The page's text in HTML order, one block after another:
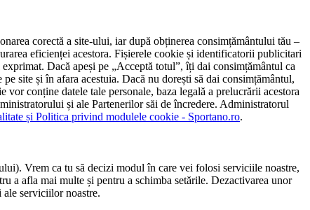
corectă a site-ului, iar după obținerea consimțământului tău –
eficienței acestora. Fișierele cookie și identificatorii publicitari
Dacă apeși pe „Acceptă totul”, îți dai consimțământul ca
site și în afara acestuia. Dacă nu dorești să dai consimțământul,
conține datele tale personale, baza legală a prelucrării acestora
și ale Partenerilor săi de încredere. Administratorul
și Politica privind modulele cookie - Sportano.ro.
Vrem ca tu să decizi modul în care vei folosi serviciile noastre,
a afla mai multe și pentru a schimba setările. Dezactivarea unor
serviciilor noastre.